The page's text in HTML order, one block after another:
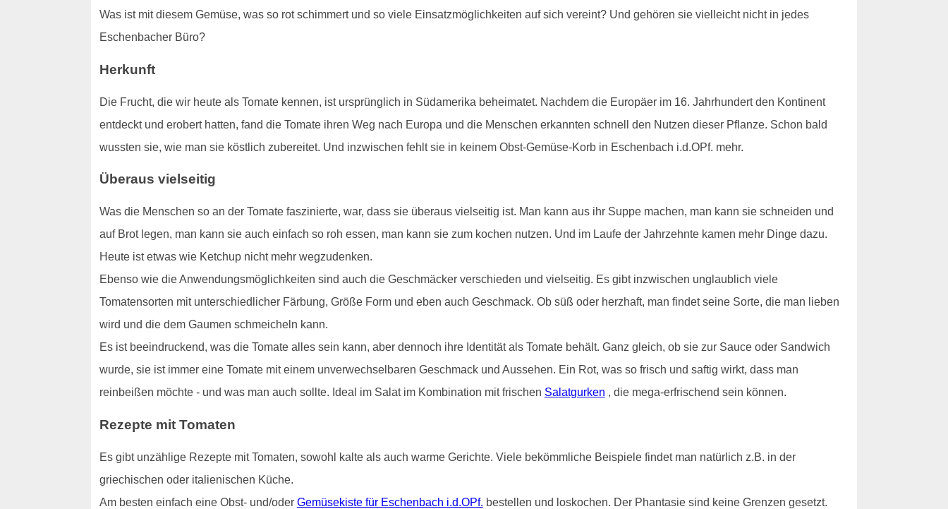
Was ist mit diesem Gemüse, was so rot schimmert und so viele Einsatzmöglichkeiten auf sich vereint? Und gehören sie vielleicht nicht in jedes
Eschenbacher Büro?
Herkunft
Die Frucht, die wir heute als Tomate kennen, ist ursprünglich in Südamerika beheimatet. Nachdem die Europäer im 16. Jahrhundert den Kontinent
entdeckt und erobert hatten, fand die Tomate ihren Weg nach Europa und die Menschen erkannten schnell den Nutzen dieser Pflanze. Schon bald
wussten sie, wie man sie köstlich zubereitet. Und inzwischen fehlt sie in keinem Obst-Gemüse-Korb in Eschenbach i.d.OPf. mehr.
Überaus vielseitig
Was die Menschen so an der Tomate faszinierte, war, dass sie überaus vielseitig ist. Man kann aus ihr Suppe machen, man kann sie schneiden und
auf Brot legen, man kann sie auch einfach so roh essen, man kann sie zum kochen nutzen. Und im Laufe der Jahrzehnte kamen mehr Dinge dazu.
Heute ist etwas wie Ketchup nicht mehr wegzudenken.
Ebenso wie die Anwendungsmöglichkeiten sind auch die Geschmäcker verschieden und vielseitig. Es gibt inzwischen unglaublich viele
Tomatensorten mit unterschiedlicher Färbung, Größe Form und eben auch Geschmack. Ob süß oder herzhaft, man findet seine Sorte, die man lieben
wird und die dem Gaumen schmeicheln kann.
Es ist beeindruckend, was die Tomate alles sein kann, aber dennoch ihre Identität als Tomate behält. Ganz gleich, ob sie zur Sauce oder Sandwich
wurde, sie ist immer eine Tomate mit einem unverwechselbaren Geschmack und Aussehen. Ein Rot, was so frisch und saftig wirkt, dass man
reinbeißen möchte - und was man auch sollte. Ideal im Salat im Kombination mit frischen Salatgurken , die mega-erfrischend sein können.
Rezepte mit Tomaten
Es gibt unzählige Rezepte mit Tomaten, sowohl kalte als auch warme Gerichte. Viele bekömmliche Beispiele findet man natürlich z.B. in der
griechischen oder italienischen Küche.
Am besten einfach eine Obst- und/oder Gemüsekiste für Eschenbach i.d.OPf. bestellen und loskochen. Der Phantasie sind keine Grenzen gesetzt.